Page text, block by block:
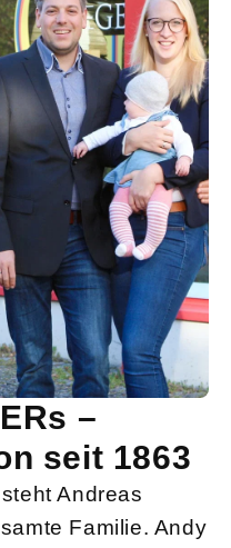
–
seit 1863
Andreas
Familie. Andy